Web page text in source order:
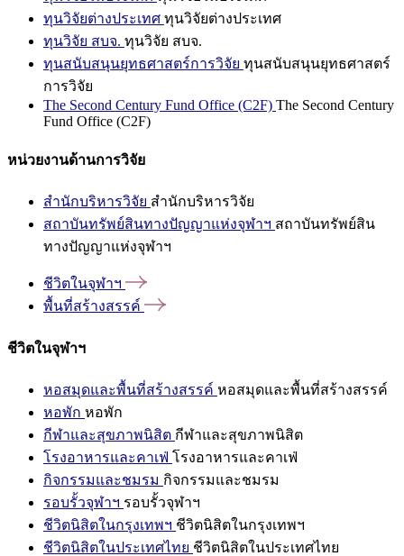
ทุนวิจัยต่างประเทศ ทุนวิจัยต่างประเทศ
ทุนวิจัย สบจ. ทุนวิจัย สบจ.
ทุนสนับสนุนยุทธศาสตร์การวิจัย ทุนสนับสนุนยุทธศาสตร์
การวิจัย
The Second Century Fund Office (C2F) The Second Century
Fund Office (C2F)
หน่วยงานด้านการวิจัย
สำนักบริหารวิจัย สำนักบริหารวิจัย
สถาบันทรัพย์สินทางปัญญาแห่งจุฬาฯ สถาบันทรัพย์สิน
ทางปัญญาแห่งจุฬาฯ
ชีวิตในจุฬาฯ
พื้นที่สร้างสรรค์
ชีวิตในจุฬาฯ
หอสมุดและพื้นที่สร้างสรรค์ หอสมุดและพื้นที่สร้างสรรค์
หอพัก หอพัก
กีฬาและสุขภาพนิสิต กีฬาและสุขภาพนิสิต
โรงอาหารและคาเฟ่ โรงอาหารและคาเฟ่
กิจกรรมและชมรม กิจกรรมและชมรม
รอบรั้วจุฬาฯ รอบรั้วจุฬาฯ
ชีวิตนิสิตในกรุงเทพฯ ชีวิตนิสิตในกรุงเทพฯ
ชีวิตนิสิตในประเทศไทย ชีวิตนิสิตในประเทศไทย